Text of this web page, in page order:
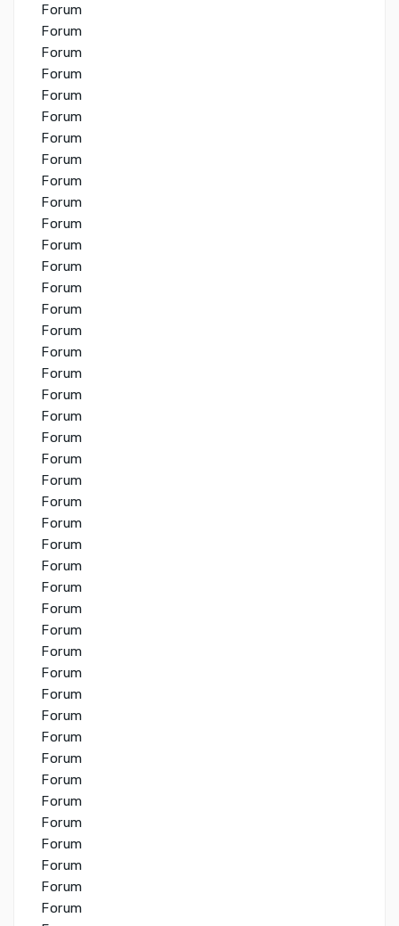
Forum
Forum
Forum
Forum
Forum
Forum
Forum
Forum
Forum
Forum
Forum
Forum
Forum
Forum
Forum
Forum
Forum
Forum
Forum
Forum
Forum
Forum
Forum
Forum
Forum
Forum
Forum
Forum
Forum
Forum
Forum
Forum
Forum
Forum
Forum
Forum
Forum
Forum
Forum
Forum
Forum
Forum
Forum